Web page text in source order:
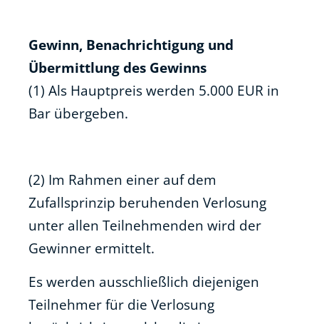
Gewinn, Benachrichtigung und
Übermittlung des Gewinns
(1) Als Hauptpreis werden 5.000 EUR in
Bar übergeben.
(2) Im Rahmen einer auf dem
Zufallsprinzip beruhenden Verlosung
unter allen Teilnehmenden wird der
Gewinner ermittelt.
Es werden ausschließlich diejenigen
Teilnehmer für die Verlosung